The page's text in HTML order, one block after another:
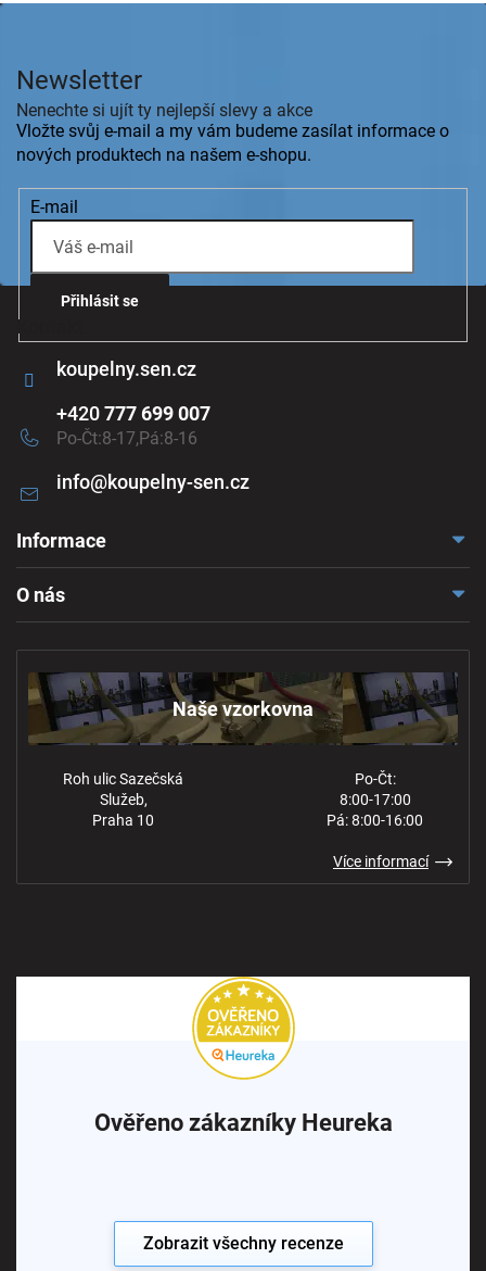
Z
Kontakt
info@koupelny-sen.cz
+420777 699 007
Po-Čt:8-17,Pá:8-16
koupelny.sen.cz
Informace
Ochrana osobních údajů
O nás
Naše vzorkovna
Roh ulic Sazečská
Služeb,
Praha 10
Po-Čt:
8:00-17:00
Pá: 8:00-16:00
Více informací
Newsletter
Nenechte si ujít ty nejlepší slevy a akce
Vložte svůj e-mail a my vám budeme zasílat informace o
nových produktech na našem e-shopu.
E-mail
Přihlásit se
Ověřeno zákazníky Heureka
Zobrazit všechny recenze